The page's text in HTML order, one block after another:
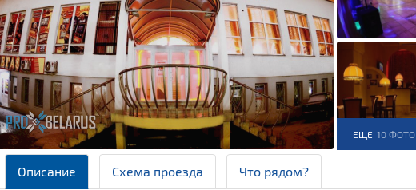
ЕЩЕ 10 ФОТО
Описание Схема проезда Что рядом?